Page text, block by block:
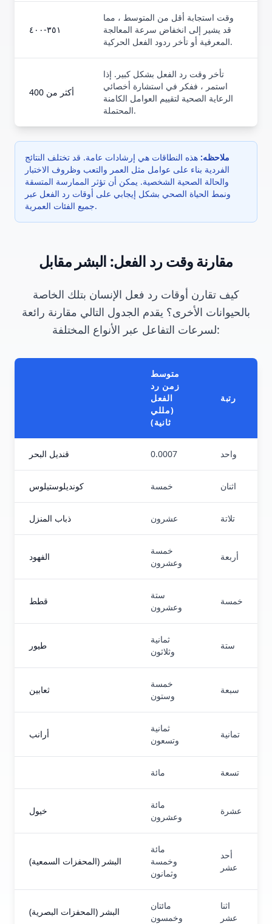
٣٥١-٤٠٠
وقت استجابة أقل من المتوسط ، مما
قد يشير إلى انخفاض سرعة المعالجة
المعرفية أو تأخر ردود الفعل الحركية.
أكثر من 400
تأخر وقت رد الفعل بشكل كبير. إذا
استمر ، ففكر في استشارة أخصائي
الرعاية الصحية لتقييم العوامل الكامنة
المحتملة.
ملاحظه: هذه النطاقات هي إرشادات عامة. قد تختلف النتائج
الفردية بناء على عوامل مثل العمر والتعب وظروف الاختبار
والحالة الصحية الشخصية. يمكن أن تؤثر الممارسة المتسقة
ونمط الحياة الصحي بشكل إيجابي على أوقات رد الفعل عبر
جميع الفئات العمرية.
مقارنة وقت رد الفعل: البشر مقابل
كيف تقارن أوقات رد فعل الإنسان بتلك الخاصة
بالحيوانات الأخرى؟ يقدم الجدول التالي مقارنة رائعة
لسرعات التفاعل عبر الأنواع المختلفة:
متوسط
زمن رد
الفعل
(مللي
ثانية)
رتبة
قنديل البحر 0.0007 واحد
كونديلوستيلوس خمسة اثنان
ذباب المنزل عشرون تلاتة
الفهود
خمسة
وعشرون
أربعة
قطط
ستة
وعشرون
خمسة
طيور
ثمانية
وثلاثون
ستة
ثعابين
خمسة
وستون
سبعة
أرانب
ثمانية
وتسعون
تمانية
مائة تسعة
خيول
مائة
وعشرون
عشرة
البشر (المحفزات السمعية)
مائة
وخمسة
وثمانون
أحد
عشر
البشر (المحفزات البصرية)
مائتان
وخمسون
اثنا
عشر